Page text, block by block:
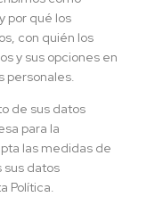
por qué los
con quién los
y sus opciones en
personales.
de sus datos
para la
las medidas de
sus datos
Política.